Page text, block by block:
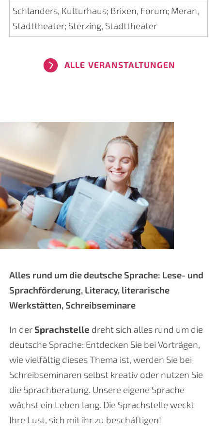
Schlanders, Kulturhaus; Brixen, Forum; Meran,
Stadttheater; Sterzing, Stadttheater
ALLE VERANSTALTUNGEN
Alles rund um die deutsche Sprache: Lese- und
Sprachförderung, Literacy, literarische
Werkstätten, Schreibseminare
In derSprachstelle dreht sich alles rund um die
deutsche Sprache: Entdecken Sie bei Vorträgen,
wie vielfältig dieses Thema ist, werden Sie bei
Schreibseminaren selbst kreativ oder nutzen Sie
die Sprachberatung. Unsere eigene Sprache
wächst ein Leben lang. Die Sprachstelle weckt
Ihre Lust, sich mit ihr zu beschäftigen!